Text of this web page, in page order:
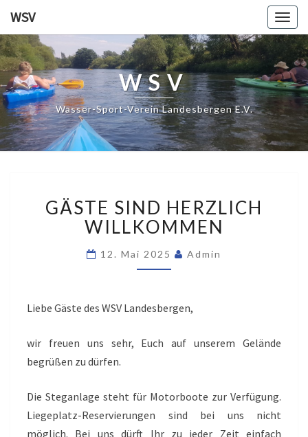
WSV
WSV
Wasser-Sport-Verein Landesbergen E.V.
SIND
HERZLICH
WILLKOMMEN
GÄSTE SIND HERZLICH
WILLKOMMEN
12. Mai 2025 Admin
Liebe Gäste des WSV Landesbergen,
wir freuen uns sehr, Euch auf unserem Gelände
begrüßen zu dürfen.
Die Steganlage steht für Motorboote zur Verfügung.
Liegeplatz-Reservierungen sind bei uns nicht
möglich. Bei uns dürft Ihr zu jeder Zeit einfach